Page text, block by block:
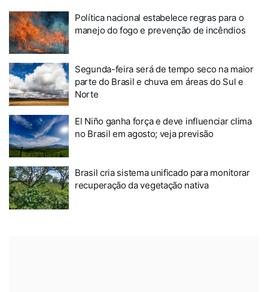
Política nacional estabelece regras para o
manejo do fogo e prevenção de incêndios
Segunda-feira será de tempo seco na maior
parte do Brasil e chuva em áreas do Sul e
Norte
El Niño ganha força e deve influenciar clima
no Brasil em agosto; veja previsão
Brasil cria sistema unificado para monitorar
recuperação da vegetação nativa